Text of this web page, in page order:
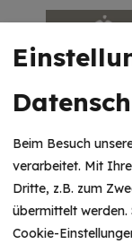
Beim Besuch
verarbeitet. Mit
Dritte, z.B. zum
übermittelt werden.
Cookie-